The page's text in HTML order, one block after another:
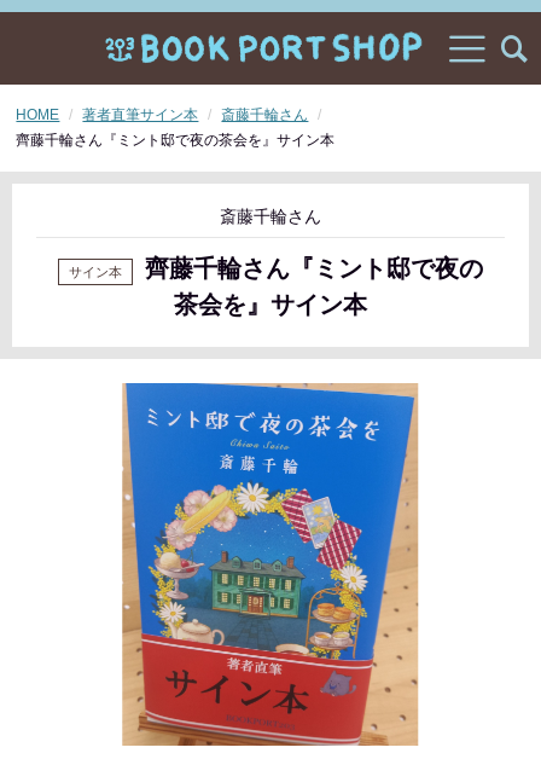
HOME 著者直筆サイン本
斎藤千輪さん
齊藤千輪さん『ミント邸で夜の茶会を』サイン本
斎藤千輪さん
齊藤千輪さん『ミント邸で夜の
茶会を』サイン本